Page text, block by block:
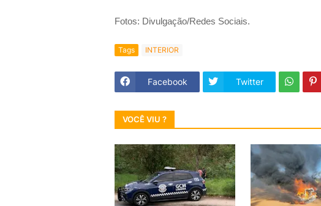
Fotos: Divulgação/Redes Sociais.
Tags INTERIOR
Facebook Twitter
VOCÊ VIU ?